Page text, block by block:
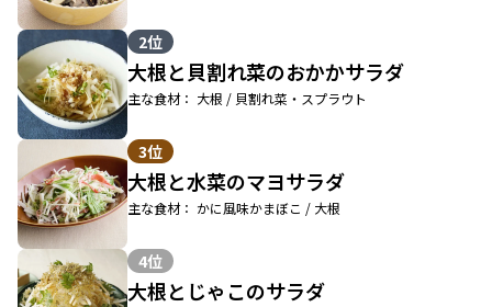
2位
大根と貝割れ菜のおかかサラダ
主な食材： 大根 / 貝割れ菜・スプラウト
3位
大根と水菜のマヨサラダ
主な食材： かに風味かまぼこ / 大根
4位
大根とじゃこのサラダ